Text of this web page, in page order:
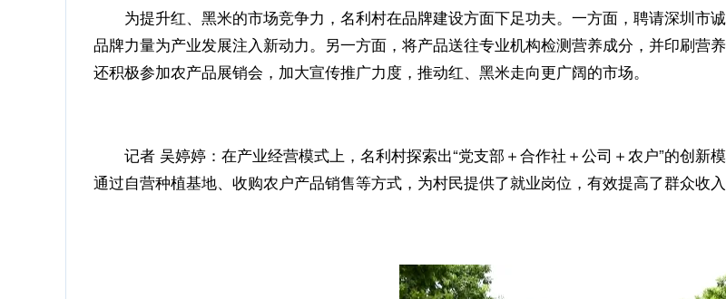
为提升红、黑米的市场竞争力，名利村在品牌建设方面下足功夫。一方面，聘请深圳市
品牌力量为产业发展注入新动力。另一方面，将产品送往专业机构检测营养成分，并印刷营
还积极参加农产品展销会，加大宣传推广力度，推动红、黑米走向更广阔的市场。
记者 吴婷婷：在产业经营模式上，名利村探索出“党支部＋合作社＋公司＋农户”的创新
通过自营种植基地、收购农户产品销售等方式，为村民提供了就业岗位，有效提高了群众收